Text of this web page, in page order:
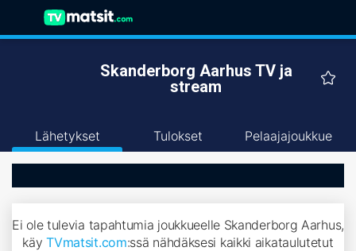
Skanderborg Aarhus TV ja
stream
Lähetykset Tulokset Pelaajajoukkue
Ei ole tulevia tapahtumia joukkueelle Skanderborg Aarhus,
käyTVmatsit.com:ssä nähdäksesi kaikki aikataulutetut